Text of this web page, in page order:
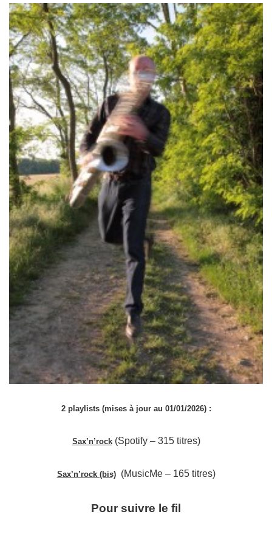
2 playlists (mises à jour au 01/01/2026) :
Sax’n’rock (Spotify – 315 titres)
Sax’n’rock (bis) (MusicMe – 165 titres)
Pour suivre le fil